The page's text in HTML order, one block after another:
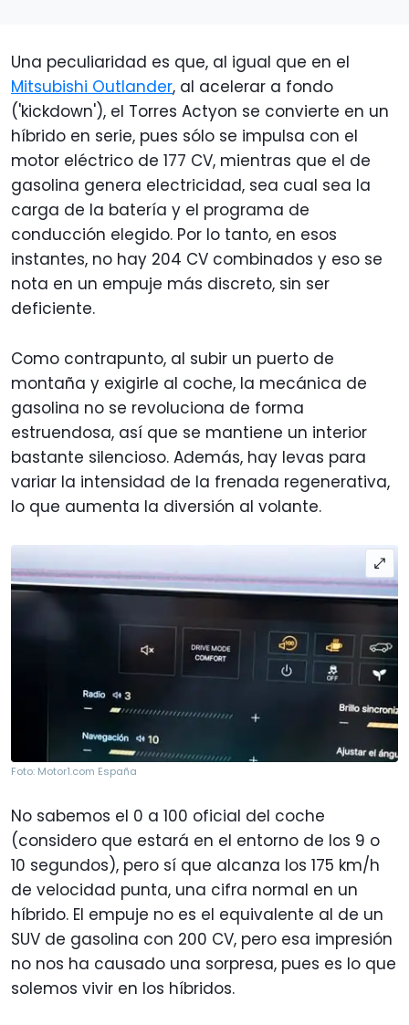
Una peculiaridad es que, al igual que en el
Mitsubishi Outlander, al acelerar a fondo
('kickdown'), el Torres Actyon se convierte en un
híbrido en serie, pues sólo se impulsa con el
motor eléctrico de 177 CV, mientras que el de
gasolina genera electricidad, sea cual sea la
carga de la batería y el programa de
conducción elegido. Por lo tanto, en esos
instantes, no hay 204 CV combinados y eso se
nota en un empuje más discreto, sin ser
deficiente.
Como contrapunto, al subir un puerto de
montaña y exigirle al coche, la mecánica de
gasolina no se revoluciona de forma
estruendosa, así que se mantiene un interior
bastante silencioso. Además, hay levas para
variar la intensidad de la frenada regenerativa,
lo que aumenta la diversión al volante.
Foto: Motor1.com España
No sabemos el 0 a 100 oficial del coche
(considero que estará en el entorno de los 9 o
10 segundos), pero sí que alcanza los 175 km/h
de velocidad punta, una cifra normal en un
híbrido. El empuje no es el equivalente al de un
SUV de gasolina con 200 CV, pero esa impresión
no nos ha causado una sorpresa, pues es lo que
solemos vivir en los híbridos.